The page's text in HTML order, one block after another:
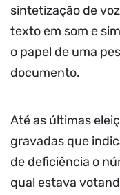
sintetização de
texto em som e
o papel de uma
documento.
Até as últimas
gravadas que
de deficiência o
qual estava